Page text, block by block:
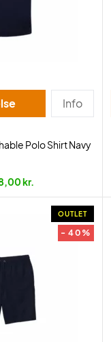
Info
Polo Shirt Navy
kr.
OUTLET
- 40%